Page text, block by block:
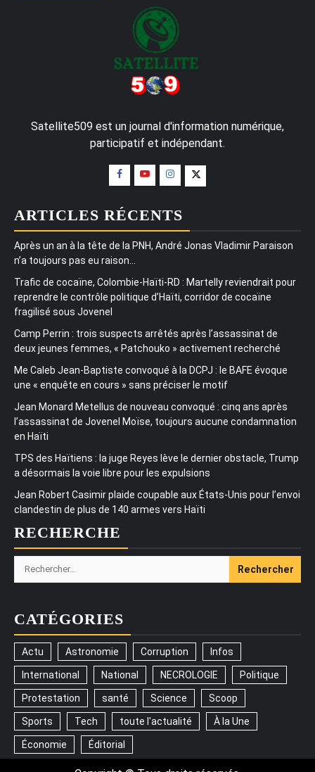
Satellite509 est un journal d'information numérique,
participatif et indépendant.
ARTICLES RÉCENTS
Après un an à la tête de la PNH, André Jonas Vladimir Paraison
n’a toujours pas eu raison…
Trafic de cocaïne, Colombie-Haïti-RD : Martelly reviendrait pour
reprendre le contrôle politique d’Haïti, corridor de cocaïne
fragilisé sous Jovenel
Camp Perrin : trois suspects arrêtés après l’assassinat de
deux jeunes femmes, « Patchouko » activement recherché
Me Caleb Jean-Baptiste convoqué à la DCPJ : le BAFE évoque
une « enquête en cours » sans préciser le motif
Jean Monard Metellus de nouveau convoqué : cinq ans après
l’assassinat de Jovenel Moïse, toujours aucune condamnation
en Haïti
TPS des Haïtiens : la juge Reyes lève le dernier obstacle, Trump
a désormais la voie libre pour les expulsions
Jean Robert Casimir plaide coupable aux États-Unis pour l’envoi
clandestin de plus de 140 armes vers Haïti
RECHERCHE
Rechercher :
CATÉGORIES
Actu Astronomie Corruption Infos
International National NECROLOGIE Politique
Protestation santé Science Scoop
Sports Tech toute l'actualité À la Une
Économie Éditorial